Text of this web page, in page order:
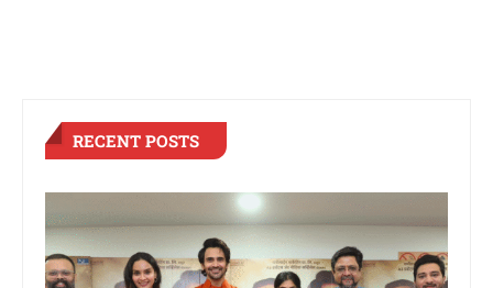
RECENT POSTS